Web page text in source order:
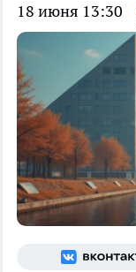
18 июня 13:30